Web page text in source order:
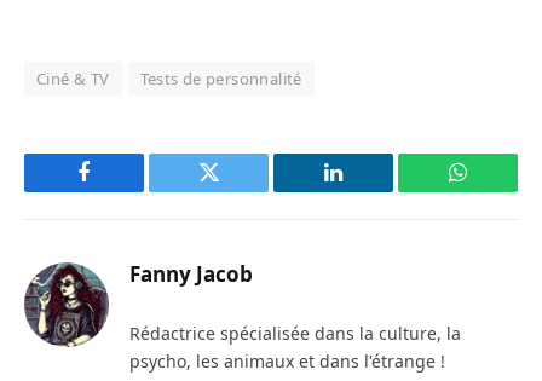
Ciné & TV Tests de personnalité
Facebook Twitter LinkedIn
Fanny Jacob
Rédactrice spécialisée dans la culture, la
psycho, les animaux et dans l'étrange !